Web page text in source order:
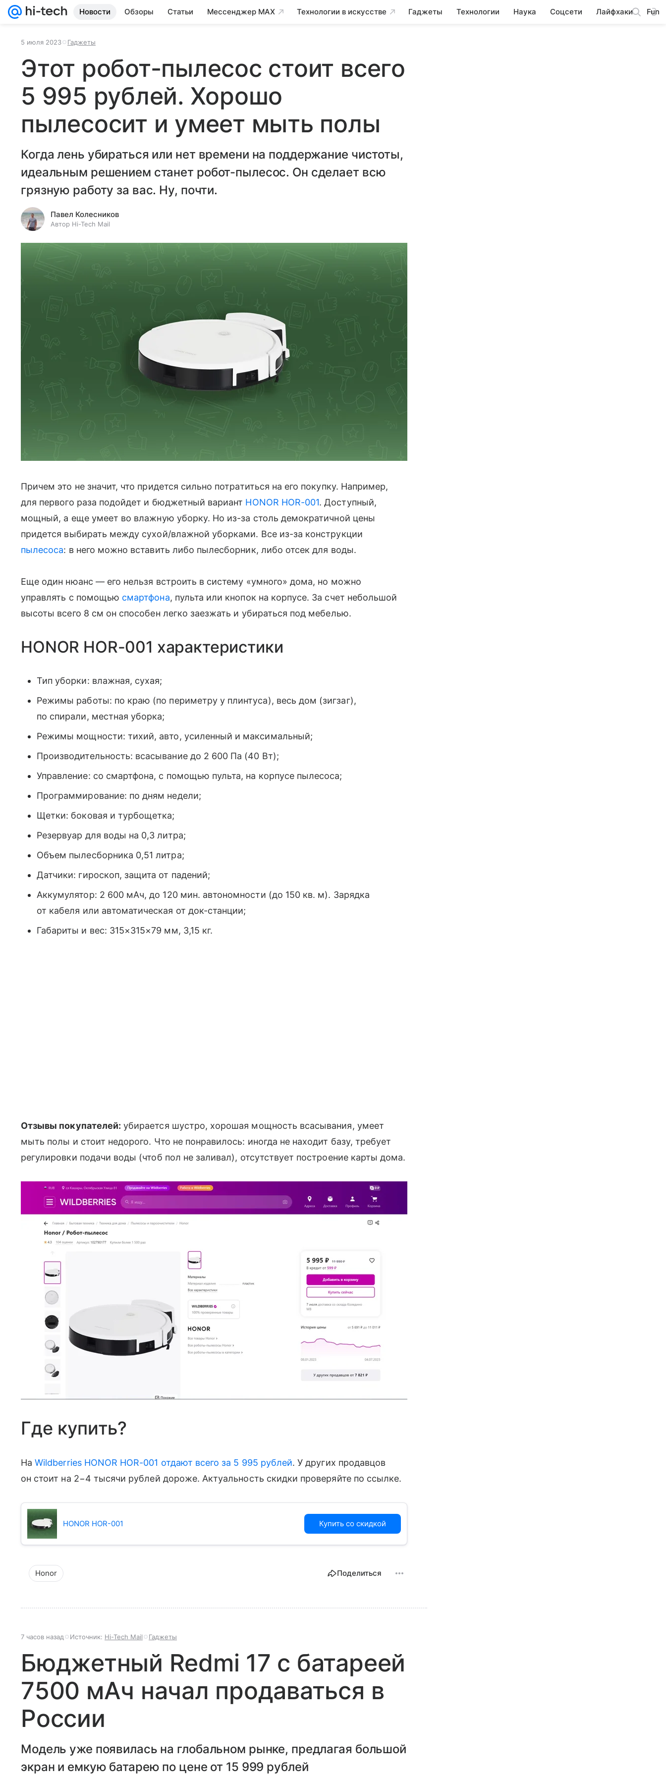
Новости Обзоры Статьи Мессенджер MAX Технологии в искусстве Гаджеты Технологии Наука Соцсети Лайфхаки Fun
5 июля 2023 Гаджеты
Этот робот-пылесос стоит всего
5 995 рублей. Хорошо
пылесосит и умеет мыть полы
Когда лень убираться или нет времени на поддержание чистоты,
идеальным решением станет робот-пылесос. Он сделает всю
грязную работу за вас. Ну, почти.
Павел Колесников
Автор Hi-Tech Mail
Причем это не значит, что придется сильно потратиться на его покупку. Например,
для первого раза подойдет и бюджетный вариант HONOR HOR-001. Доступный,
мощный, а еще умеет во влажную уборку. Но из-за столь демократичной цены
придется выбирать между сухой/влажной уборками. Все из-за конструкции
пылесоса: в него можно вставить либо пылесборник, либо отсек для воды.
Еще один нюанс — его нельзя встроить в систему «умного» дома, но можно
управлять с помощью смартфона, пульта или кнопок на корпусе. За счет небольшой
высоты всего 8 см он способен легко заезжать и убираться под мебелью.
HONOR HOR-001 характеристики
Тип уборки: влажная, сухая;
Режимы работы: по краю (по периметру у плинтуса), весь дом (зигзаг),
по спирали, местная уборка;
Режимы мощности: тихий, авто, усиленный и максимальный;
Производительность: всасывание до 2 600 Па (40 Вт);
Управление: со смартфона, с помощью пульта, на корпусе пылесоса;
Программирование: по дням недели;
Щетки: боковая и турбощетка;
Резервуар для воды на 0,3 литра;
Объем пылесборника 0,51 литра;
Датчики: гироскоп, защита от падений;
Аккумулятор: 2 600 мАч, до 120 мин. автономности (до 150 кв. м). Зарядка
от кабеля или автоматическая от док-станции;
Габариты и вес: 315×315×79 мм, 3,15 кг.
Отзывы покупателей: убирается шустро, хорошая мощность всасывания, умеет
мыть полы и стоит недорого. Что не понравилось: иногда не находит базу, требует
регулировки подачи воды (чтоб пол не заливал), отсутствует построение карты дома.
Где купить?
НаWildberries HONOR HOR-001 отдают всего за 5 995 рублей. У других продавцов
он стоит на 2−4 тысячи рублей дороже. Актуальность скидки проверяйте по ссылке.
HONOR HOR-001 Купить со скидкой
Honor Поделиться
7 часов назад Источник: Hi-Tech Mail Гаджеты
Бюджетный Redmi 17 с батареей
7500 мАч начал продаваться в
России
Модель уже появилась на глобальном рынке, предлагая большой
экран и емкую батарею по цене от 15 999 рублей